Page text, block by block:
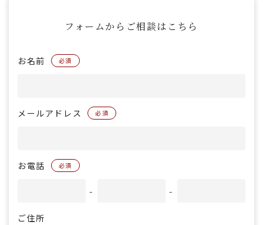
フォームからご相談はこちら
お名前 必須
メールアドレス 必須
お電話 必須
- -
ご住所